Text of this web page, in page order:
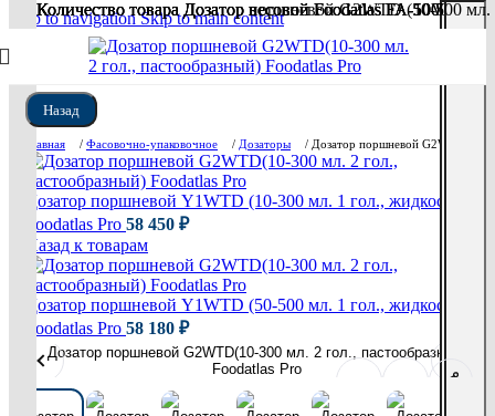
Skip to navigationSkip to main content
Назад
Главная / Фасовочно-упаковочное / Дозаторы / Дозатор поршневой G2WTD(10-
Дозатор поршневой Y1WTD (10-300 мл. 1 гол., жидкость)
Foodatlas Pro 58 450 ₽
Назад к товарам
Дозатор поршневой Y1WTD (50-500 мл. 1 гол., жидкость)
Foodatlas Pro 58 180 ₽
Количество товара Дозатор весовой Foodatlas FA-100
Количество товара Дозатор весовой Foodatlas FA-5000V
Количество товара Дозатор весовой Foodatlas FA-50V
Количество товара Дозатор поршневой G2WTD (50-500 мл.